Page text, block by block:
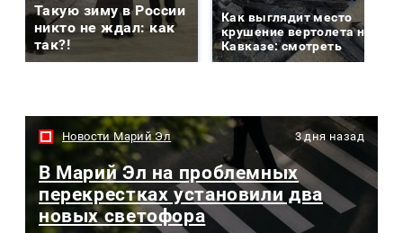
Такую зиму в России
никто не ждал: как
так?!
Как выглядит место
крушение вертолета на
Кавказе: смотреть
Новости Марий Эл 3 дня назад
В Марий Эл на проблемных
перекрестках установили два
новых светофора